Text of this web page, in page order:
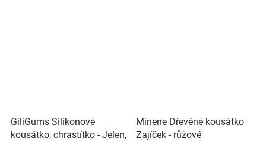
GiliGums Silikonové
kousátko, chrastítko - Jelen,
Minene Dřevěné kousátko
Zajíček - růžové